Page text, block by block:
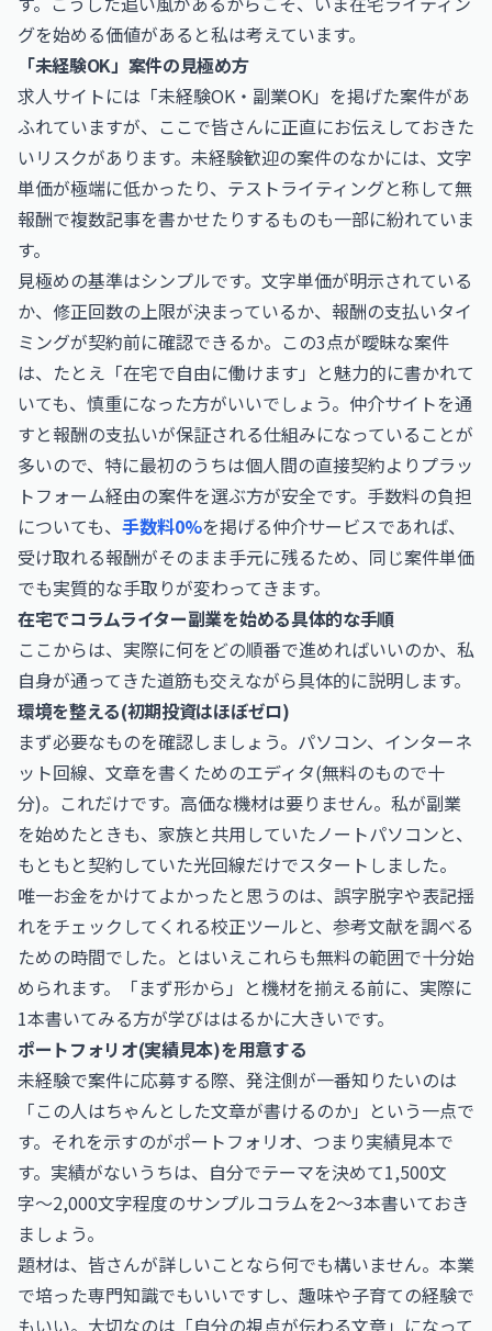
グを始める価値があると私は考えています。
「未経験OK」案件の見極め方
求人サイトには「未経験OK・副業OK」を掲げた案件があ
ふれていますが、ここで皆さんに正直にお伝えしておきた
いリスクがあります。未経験歓迎の案件のなかには、文字
単価が極端に低かったり、テストライティングと称して無
報酬で複数記事を書かせたりするものも一部に紛れていま
す。
見極めの基準はシンプルです。文字単価が明示されている
か、修正回数の上限が決まっているか、報酬の支払いタイ
ミングが契約前に確認できるか。この3点が曖昧な案件
は、たとえ「在宅で自由に働けます」と魅力的に書かれて
いても、慎重になった方がいいでしょう。仲介サイトを通
すと報酬の支払いが保証される仕組みになっていることが
多いので、特に最初のうちは個人間の直接契約よりプラッ
トフォーム経由の案件を選ぶ方が安全です。手数料の負担
についても、 手数料0%を掲げる仲介サービスであれば、
受け取れる報酬がそのまま手元に残るため、同じ案件単価
でも実質的な手取りが変わってきます。
在宅でコラムライター副業を始める具体的な手順
ここからは、実際に何をどの順番で進めればいいのか、私
自身が通ってきた道筋も交えながら具体的に説明します。
環境を整える(初期投資はほぼゼロ)
まず必要なものを確認しましょう。パソコン、インターネ
ット回線、文章を書くためのエディタ(無料のもので十
分)。これだけです。高価な機材は要りません。私が副業
を始めたときも、家族と共用していたノートパソコンと、
もともと契約していた光回線だけでスタートしました。
唯一お金をかけてよかったと思うのは、誤字脱字や表記揺
れをチェックしてくれる校正ツールと、参考文献を調べる
ための時間でした。とはいえこれらも無料の範囲で十分始
められます。「まず形から」と機材を揃える前に、実際に
1本書いてみる方が学びははるかに大きいです。
ポートフォリオ(実績見本)を用意する
未経験で案件に応募する際、発注側が一番知りたいのは
「この人はちゃんとした文章が書けるのか」という一点で
す。それを示すのがポートフォリオ、つまり実績見本で
す。実績がないうちは、自分でテーマを決めて1,500文
字〜2,000文字程度のサンプルコラムを2〜3本書いておき
ましょう。
題材は、皆さんが詳しいことなら何でも構いません。本業
で培った専門知識でもいいですし、趣味や子育ての経験で
もいい。大切なのは「自分の視点が伝わる文章」になって